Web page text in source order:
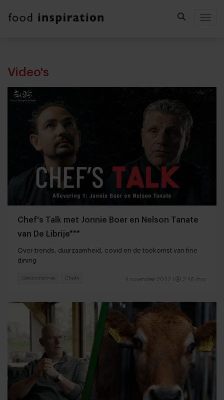
Video's
Chef's Talk met Jonnie Boer en Nelson Tanate
van De Librije***
Over trends, duurzaamheid, covid en de toekomst van fine
dining
4 november 2022 | 2:46 min
Gastronomie Chefs